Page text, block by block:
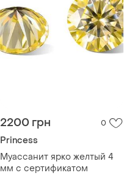
2200 грн 0
Princess
Муассанит ярко желтый 4
мм с сертификатом